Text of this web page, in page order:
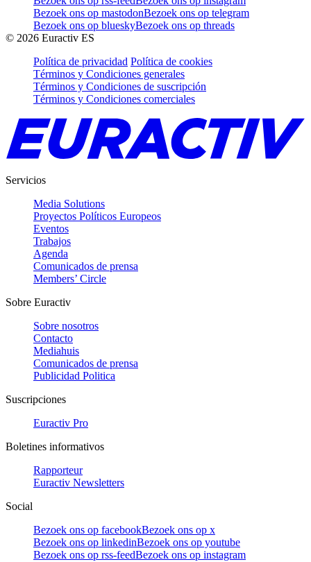
Bezoek ons op mastodonBezoek ons op telegram
Bezoek ons op blueskyBezoek ons op threads
© 2026 Euractiv ES
Política de privacidad Política de cookies
Términos y Condiciones generales
Términos y Condiciones de suscripción
Términos y Condiciones comerciales
Servicios
Media Solutions
Proyectos Políticos Europeos
Eventos
Trabajos
Agenda
Comunicados de prensa
Members’ Circle
Sobre Euractiv
Sobre nosotros
Contacto
Mediahuis
Comunicados de prensa
Publicidad Politica
Suscripciones
Euractiv Pro
Boletines informativos
Rapporteur
Euractiv Newsletters
Social
Bezoek ons op facebookBezoek ons op x
Bezoek ons op linkedinBezoek ons op youtube
Bezoek ons op rss-feedBezoek ons op instagram